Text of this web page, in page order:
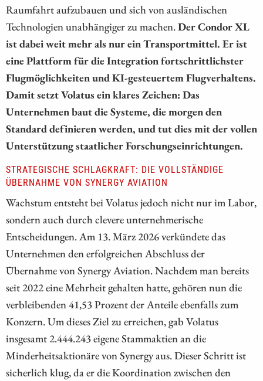
Raumfahrt aufzubauen und sich von ausländischen
Technologien unabhängiger zu machen.Der Condor XL
ist dabei weit mehr als nur ein Transportmittel. Er ist
eine Plattform für die Integration fortschrittlichster
Flugmöglichkeiten und KI-gesteuertem Flugverhaltens.
Damit setzt Volatus ein klares Zeichen: Das
Unternehmen baut die Systeme, die morgen den
Standard definieren werden, und tut dies mit der vollen
Unterstützung staatlicher Forschungseinrichtungen.
STRATEGISCHE SCHLAGKRAFT: DIE VOLLSTÄNDIGE
ÜBERNAHME VON SYNERGY AVIATION
Wachstum entsteht bei Volatus jedoch nicht nur im Labor,
sondern auch durch clevere unternehmerische
Entscheidungen. Am 13. März 2026 verkündete das
Unternehmen den erfolgreichen Abschluss der
Übernahme von Synergy Aviation. Nachdem man bereits
seit 2022 eine Mehrheit gehalten hatte, gehören nun die
verbleibenden 41,53 Prozent der Anteile ebenfalls zum
Konzern. Um dieses Ziel zu erreichen, gab Volatus
insgesamt 2.444.243 eigene Stammaktien an die
Minderheitsaktionäre von Synergy aus. Dieser Schritt ist
sicherlich klug, da er die Koordination zwischen den